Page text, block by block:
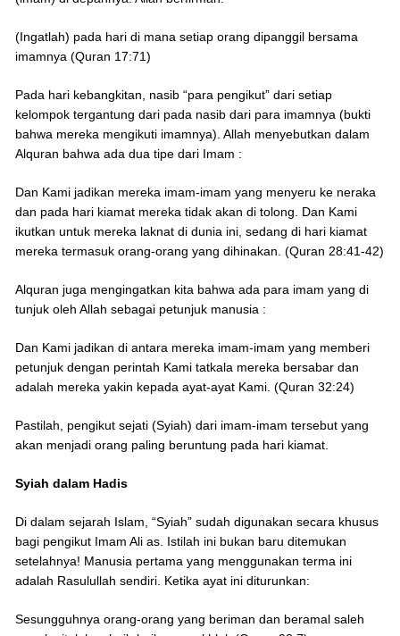
(Ingatlah) pada hari di mana setiap orang dipanggil bersama
imamnya (Quran 17:71)
Pada hari kebangkitan, nasib “para pengikut” dari setiap
kelompok tergantung dari pada nasib dari para imamnya (bukti
bahwa mereka mengikuti imamnya). Allah menyebutkan dalam
Alquran bahwa ada dua tipe dari Imam :
Dan Kami jadikan mereka imam-imam yang menyeru ke neraka
dan pada hari kiamat mereka tidak akan di tolong. Dan Kami
ikutkan untuk mereka laknat di dunia ini, sedang di hari kiamat
mereka termasuk orang-orang yang dihinakan. (Quran 28:41-42)
Alquran juga mengingatkan kita bahwa ada para imam yang di
tunjuk oleh Allah sebagai petunjuk manusia :
Dan Kami jadikan di antara mereka imam-imam yang memberi
petunjuk dengan perintah Kami tatkala mereka bersabar dan
adalah mereka yakin kepada ayat-ayat Kami. (Quran 32:24)
Pastilah, pengikut sejati (Syiah) dari imam-imam tersebut yang
akan menjadi orang paling beruntung pada hari kiamat.
Syiah dalam Hadis
Di dalam sejarah Islam, “Syiah” sudah digunakan secara khusus
bagi pengikut Imam Ali as. Istilah ini bukan baru ditemukan
setelahnya! Manusia pertama yang menggunakan terma ini
adalah Rasulullah sendiri. Ketika ayat ini diturunkan:
Sesungguhnya orang-orang yang beriman dan beramal saleh